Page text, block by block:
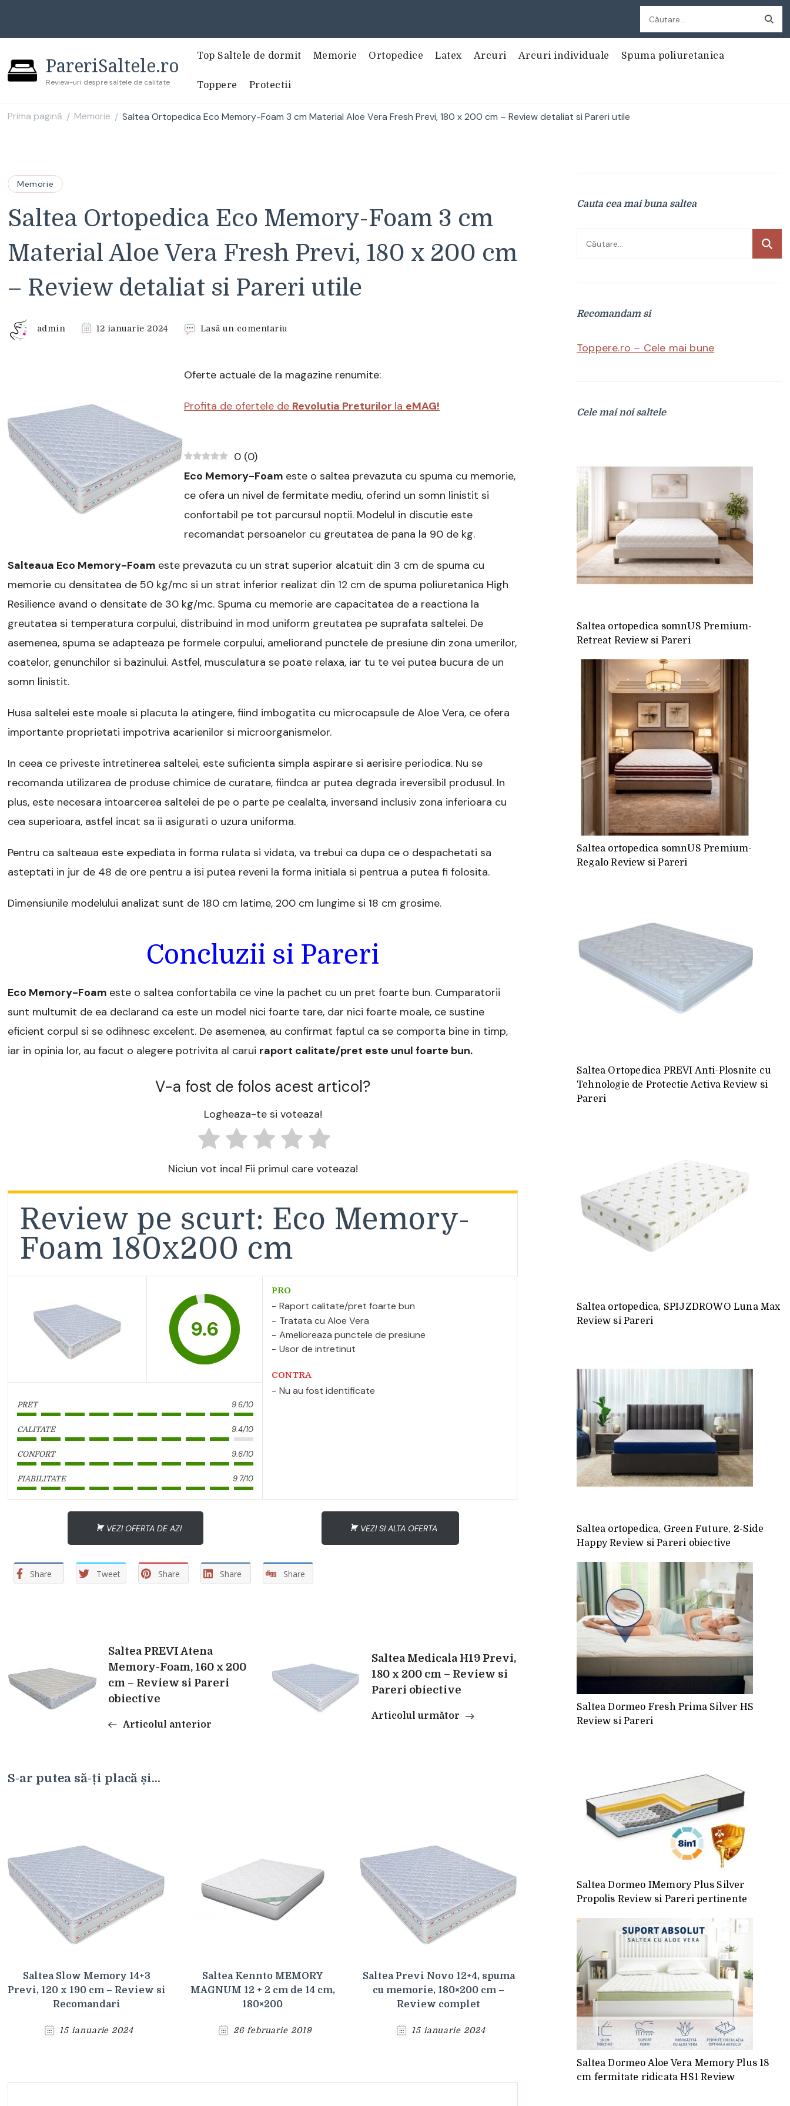
Caută
după:
PareriSaltele.ro
Review-uri despre saltele de calitate
Top Saltele de dormit Memorie Ortopedice Latex Arcuri Arcuri individuale Spuma poliuretanica
Toppere Protectii
Prima pagină / Memorie / Saltea Ortopedica Eco Memory-Foam 3 cm Material Aloe Vera Fresh Previ, 180 x 200 cm – Review detaliat si Pareri utile
Memorie
Saltea Ortopedica Eco Memory-Foam 3 cm
Material Aloe Vera Fresh Previ, 180 x 200 cm
– Review detaliat si Pareri utile
admin 12 ianuarie 2024 Lasă un comentariu
Memory-
Previ,
x
200
–
detaliat
Pareri
utile
Oferte actuale de la magazine renumite:
Profita de ofertele de Revolutia Preturilor la eMAG!
0 (0)
Eco Memory-Foam este o saltea prevazuta cu spuma cu memorie,
ce ofera un nivel de fermitate mediu, oferind un somn linistit si
confortabil pe tot parcursul noptii. Modelul in discutie este
recomandat persoanelor cu greutatea de pana la 90 de kg.
Salteaua Eco Memory-Foam este prevazuta cu un strat superior alcatuit din 3 cm de spuma cu
memorie cu densitatea de 50 kg/mc si un strat inferior realizat din 12 cm de spuma poliuretanica High
Resilience avand o densitate de 30 kg/mc. Spuma cu memorie are capacitatea de a reactiona la
greutatea si temperatura corpului, distribuind in mod uniform greutatea pe suprafata saltelei. De
asemenea, spuma se adapteaza pe formele corpului, ameliorand punctele de presiune din zona umerilor,
coatelor, genunchilor si bazinului. Astfel, musculatura se poate relaxa, iar tu te vei putea bucura de un
somn linistit.
Husa saltelei este moale si placuta la atingere, fiind imbogatita cu microcapsule de Aloe Vera, ce ofera
importante proprietati impotriva acarienilor si microorganismelor.
In ceea ce priveste intretinerea saltelei, este suficienta simpla aspirare si aerisire periodica. Nu se
recomanda utilizarea de produse chimice de curatare, fiindca ar putea degrada ireversibil produsul. In
plus, este necesara intoarcerea saltelei de pe o parte pe cealalta, inversand inclusiv zona inferioara cu
cea superioara, astfel incat sa ii asigurati o uzura uniforma.
Pentru ca salteaua este expediata in forma rulata si vidata, va trebui ca dupa ce o despachetati sa
asteptati in jur de 48 de ore pentru a isi putea reveni la forma initiala si pentrua a putea fi folosita.
Dimensiunile modelului analizat sunt de 180 cm latime, 200 cm lungime si 18 cm grosime.
Concluzii si Pareri
Eco Memory-Foam este o saltea confortabila ce vine la pachet cu un pret foarte bun. Cumparatorii
sunt multumit de ea declarand ca este un model nici foarte tare, dar nici foarte moale, ce sustine
eficient corpul si se odihnesc excelent. De asemenea, au confirmat faptul ca se comporta bine in timp,
iar in opinia lor, au facut o alegere potrivita al carui raport calitate/pret este unul foarte bun.
V-a fost de folos acest articol?
Logheaza-te si voteaza!
Niciun vot inca! Fii primul care voteaza!
Review pe scurt: Eco Memory-
Foam 180x200 cm
9.6
PRET 9.6/10
CALITATE 9.4/10
CONFORT 9.6/10
FIABILITATE 9.7/10
PRO
Raport calitate/pret foarte bun
Tratata cu Aloe Vera
Amelioreaza punctele de presiune
Usor de intretinut
CONTRA
Nu au fost identificate
VEZI OFERTA DE AZI VEZI SI ALTA OFERTA
Share Tweet Share Share Share
Navigare
în
articole
Saltea PREVI Atena
Memory-Foam, 160 x 200
cm – Review si Pareri
obiective
Articolul anterior
Saltea Medicala H19 Previ,
180 x 200 cm – Review si
Pareri obiective
Articolul următor
S-ar putea să-ți placă și...
Saltea Slow Memory 14+3
Previ, 120 x 190 cm – Review si
Recomandari
15 ianuarie 2024
Saltea Kennto MEMORY
MAGNUM 12 + 2 cm de 14 cm,
180×200
26 februarie 2019
Saltea Previ Novo 12+4, spuma
cu memorie, 180×200 cm –
Review complet
15 ianuarie 2024
Cauta cea mai buna saltea
Caută
Recomandam si
Toppere.ro – Cele mai bune
Cele mai noi saltele
Saltea ortopedica somnUS Premium-
Retreat Review si Pareri
Saltea ortopedica somnUS Premium-
Regalo Review si Pareri
Saltea Ortopedica PREVI Anti-Plosnite cu
Tehnologie de Protectie Activa Review si
Pareri
Saltea ortopedica, SPIJZDROWO Luna Max
Review si Pareri
Saltea ortopedica, Green Future, 2-Side
Happy Review si Pareri obiective
Saltea Dormeo Fresh Prima Silver HS
Review si Pareri
Saltea Dormeo IMemory Plus Silver
Propolis Review si Pareri pertinente
Saltea Dormeo Aloe Vera Memory Plus 18
cm fermitate ridicata HS1 Review